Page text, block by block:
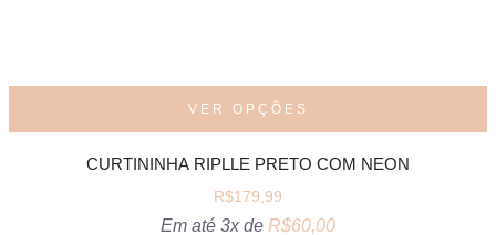
VER OPÇÕES
CURTININHA RIPLLE PRETO COM NEON
R$179,99
Em até 3x de R$60,00